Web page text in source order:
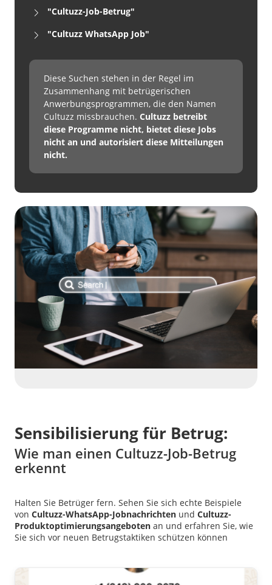
"Cultuzz-Job-Betrug"
"Cultuzz WhatsApp Job"
Diese Suchen stehen in der Regel im
Zusammenhang mit betrügerischen
Anwerbungsprogrammen, die den Namen
Cultuzz missbrauchen. Cultuzz betreibt
diese Programme nicht, bietet diese Jobs
nicht an und autorisiert diese Mitteilungen
nicht.
Sensibilisierung für Betrug:
Wie man einen Cultuzz-Job-Betrug
erkennt
Halten Sie Betrüger fern. Sehen Sie sich echte Beispiele
von Cultuzz-WhatsApp-Jobnachrichten und Cultuzz-
Produktoptimierungsangeboten an und erfahren Sie, wie
Sie sich vor neuen Betrugstaktiken schützen können